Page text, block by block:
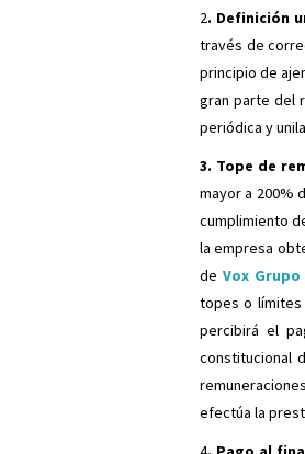
2. Definición
través de
principio de
gran parte del
periódica y
3. Tope de
mayor a 200%
cumplimiento
la empresa
deVox
topes o límites
percibirá el
constitucional
efectúa la